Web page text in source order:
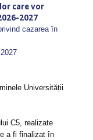
care vor
2027
cazarea în
Universității
C5, realizate
a fi finalizat în